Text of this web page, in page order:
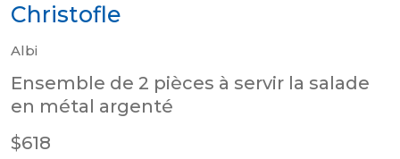
Christofle
Albi
Ensemble de 2 pièces à servir la salade
en métal argenté
$618